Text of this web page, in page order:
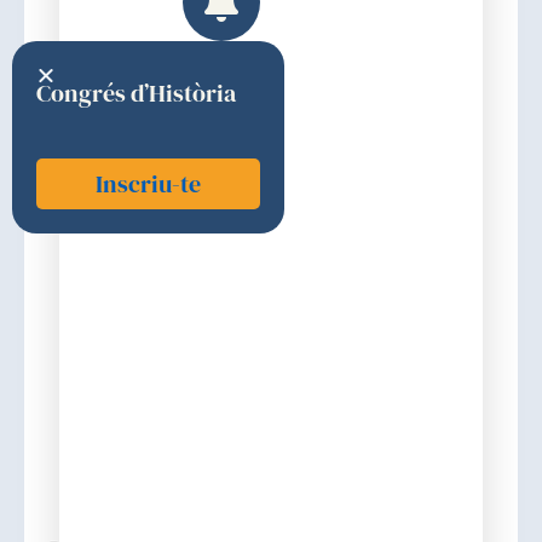
Congrés d’Història
Inscriu-te